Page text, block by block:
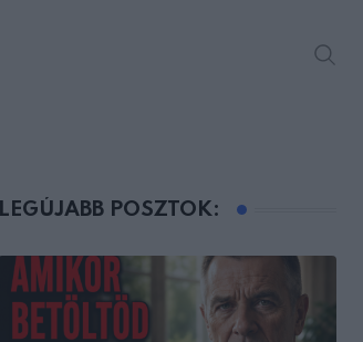
LEGÚJABB POSZTOK: